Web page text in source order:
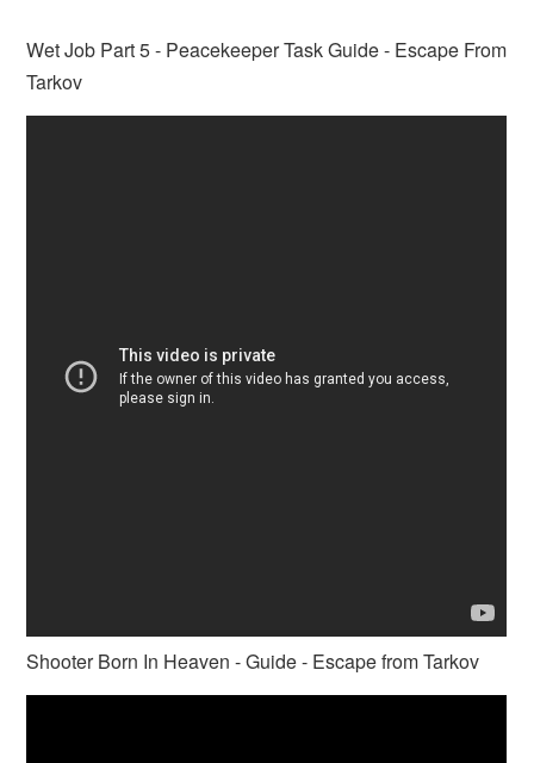
Wet Job Part 5 - Peacekeeper Task Guide - Escape From
Tarkov
Shooter Born In Heaven - Guide - Escape from Tarkov